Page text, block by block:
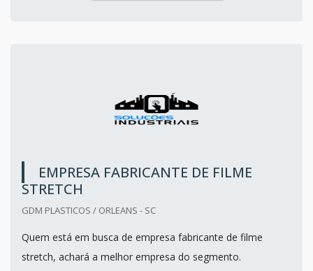
EMPRESA FABRICANTE DE FILME
STRETCH
GDM PLASTICOS / ORLEANS - SC
Quem está em busca de empresa fabricante de filme
stretch, achará a melhor empresa do segmento.